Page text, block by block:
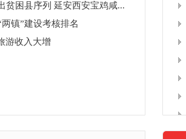
贫困县序列 延安西安宝鸡咸...
镇”建设考核排名
游收入大增